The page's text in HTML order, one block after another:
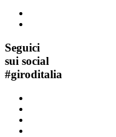
Seguici
sui social
#giroditalia